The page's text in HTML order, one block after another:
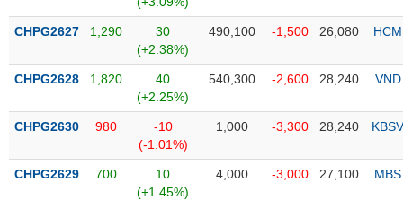
CHPG2627 1,290
30
(+2.38%)
490,100 -1,500 26,080 HCM
CHPG2628 1,820
40
(+2.25%)
540,300 -2,600 28,240 VND
CHPG2630 980
-10
(-1.01%)
1,000 -3,300 28,240 KBSV
CHPG2629 700
10
(+1.45%)
4,000 -3,000 27,100 MBS
CHÍNH
CÔNG
THÔNG
TIN